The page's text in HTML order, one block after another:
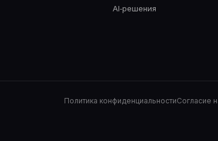
AI‑решения
Политика конфиденциальностиСогласие